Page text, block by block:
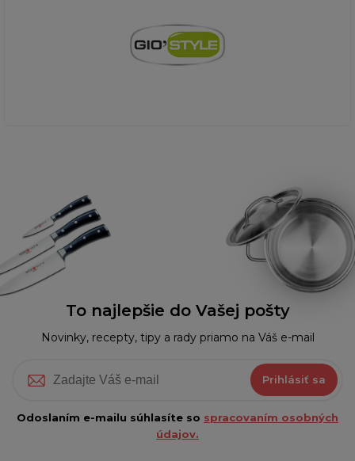
To najlepšie do Vašej pošty
Novinky, recepty, tipy a rady priamo na Váš e-mail
Prihlásiť sa
Odoslaním e-mailu súhlasíte so spracovaním osobných
údajov.